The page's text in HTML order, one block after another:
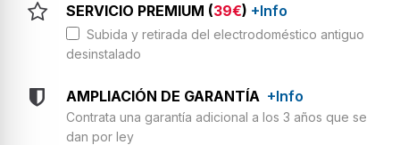
SERVICIO PREMIUM (39€) +Info
Subida y retirada del electrodoméstico antiguo
desinstalado
AMPLIACIÓN DE GARANTÍA +Info
Contrata una garantía adicional a los 3 años que se
dan por ley